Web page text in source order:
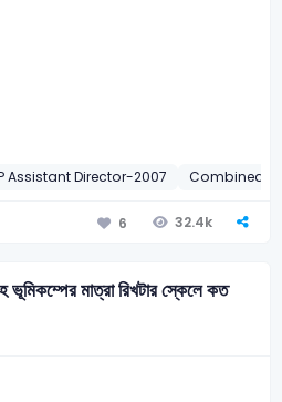
Assistant Director-2007 Combined
6 32.4k
মাত্রা রিখটার স্কেলে কত